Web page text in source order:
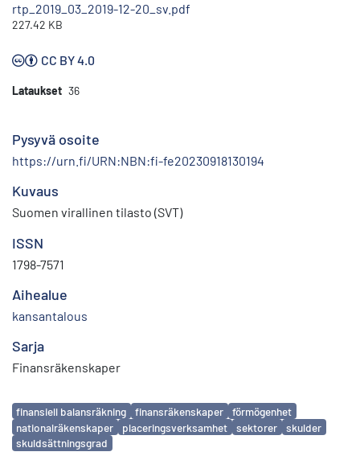
rtp_2019_03_2019-12-20_sv.pdf
227.42 KB
CC BY 4.0
Lataukset 36
Pysyvä osoite
https://urn.fi/URN:NBN:fi-fe20230918130194
Kuvaus
Suomen virallinen tilasto (SVT)
ISSN
1798-7571
Aihealue
kansantalous
Sarja
Finansräkenskaper
Avainsanat
finansiell balansräkning finansräkenskaper
förmögenhet
nationalräkenskaper
placeringsverksamhet sektorer
skulder
skuldsättningsgrad